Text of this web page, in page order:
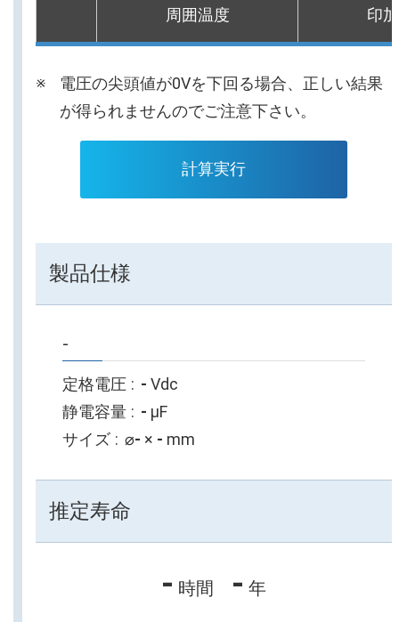
周囲温度 印
電圧の尖頭値が0Vを下回る場合、正しい結果
が得られませんのでご注意下さい。
計算実行
製品仕様
-
定格電圧 - Vdc
静電容量
- µF
サイズ
⌀- × - mm
推定寿命
- 時間 - 年